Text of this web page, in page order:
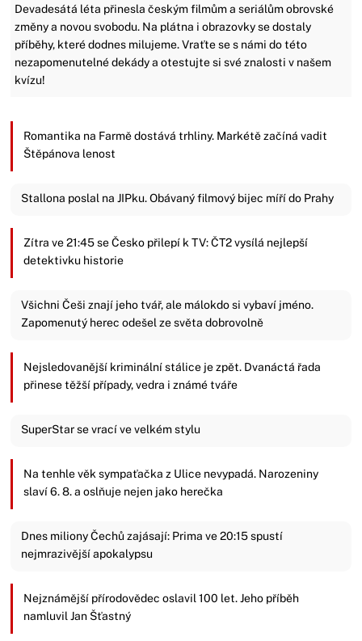
Devadesátá léta přinesla českým filmům a seriálům obrovské
změny a novou svobodu. Na plátna i obrazovky se dostaly
příběhy, které dodnes milujeme. Vraťte se s námi do této
nezapomenutelné dekády a otestujte si své znalosti v našem
kvízu!
Romantika na Farmě dostává trhliny. Markétě začíná vadit
Štěpánova lenost
Stallona poslal na JIPku. Obávaný filmový bijec míří do Prahy
Zítra ve 21:45 se Česko přilepí k TV: ČT2 vysílá nejlepší
detektivku historie
Všichni Češi znají jeho tvář, ale málokdo si vybaví jméno.
Zapomenutý herec odešel ze světa dobrovolně
Nejsledovanější kriminální stálice je zpět. Dvanáctá řada
přinese těžší případy, vedra i známé tváře
SuperStar se vrací ve velkém stylu
Na tenhle věk sympaťačka z Ulice nevypadá. Narozeniny
slaví 6. 8. a oslňuje nejen jako herečka
Dnes miliony Čechů zajásají: Prima ve 20:15 spustí
nejmrazivější apokalypsu
Nejznámější přírodovědec oslavil 100 let. Jeho příběh
namluvil Jan Šťastný